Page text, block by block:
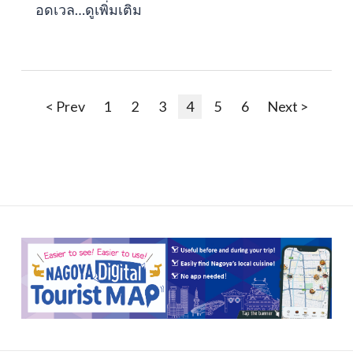
อดเวล…ดูเพิ่มเติม
< Prev 1 2 3 4 5 6 Next >